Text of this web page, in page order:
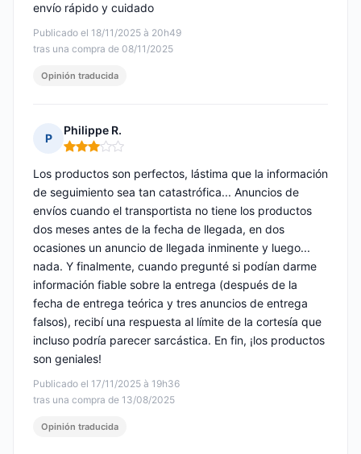
Publicado el 18/11/2025 à 20h49
tras una compra de 08/11/2025
envío rápido y cuidado
Opinión traducida
P
Philippe R.
Nota: 3 de 5
Publicado el 17/11/2025 à 19h36
tras una compra de 13/08/2025
Los productos son perfectos, lástima que la información
de seguimiento sea tan catastrófica... Anuncios de
envíos cuando el transportista no tiene los productos
dos meses antes de la fecha de llegada, en dos
ocasiones un anuncio de llegada inminente y luego...
nada. Y finalmente, cuando pregunté si podían darme
información fiable sobre la entrega (después de la
fecha de entrega teórica y tres anuncios de entrega
falsos), recibí una respuesta al límite de la cortesía que
incluso podría parecer sarcástica. En fin, ¡los productos
son geniales!
Opinión traducida